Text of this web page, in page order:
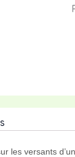
les versants